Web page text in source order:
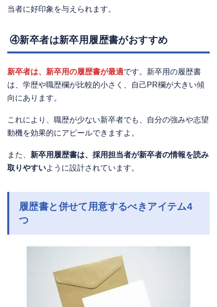
当者に好印象を与えられます。
④新卒者は新卒用履歴書がおすすめ
新卒者は、新卒用の履歴書が最適です。新卒用の履歴書
は、学歴や職歴欄が比較的小さく、自己PR欄が大きい傾
向にあります。
これにより、職歴が少ない新卒者でも、自分の強みや志望
動機を効果的にアピールできますよ。
また、 新卒用履歴書は、採用担当者が新卒者の情報を読み
取りやすいように設計されています。
履歴書と併せて用意するべきアイテム4
つ